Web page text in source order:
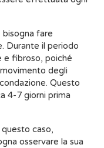
bisogna fare
Durante il periodo
e fibroso, poiché
degli
Questo
4-7 giorni prima
caso,
osservare la sua